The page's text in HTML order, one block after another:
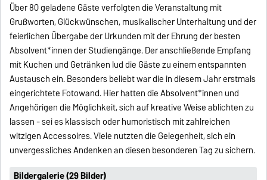
Über 80 geladene Gäste verfolgten die Veranstaltung mit
Grußworten, Glückwünschen, musikalischer Unterhaltung und der
feierlichen Übergabe der Urkunden mit der Ehrung der besten
Absolvent*innen der Studiengänge. Der anschließende Empfang
mit Kuchen und Getränken lud die Gäste zu einem entspannten
Austausch ein. Besonders beliebt war die in diesem Jahr erstmals
eingerichtete Fotowand. Hier hatten die Absolvent*innen und
Angehörigen die Möglichkeit, sich auf kreative Weise ablichten zu
lassen - sei es klassisch oder humoristisch mit zahlreichen
witzigen Accessoires. Viele nutzten die Gelegenheit, sich ein
unvergessliches Andenken an diesen besonderen Tag zu sichern.
Bildergalerie (29 Bilder)